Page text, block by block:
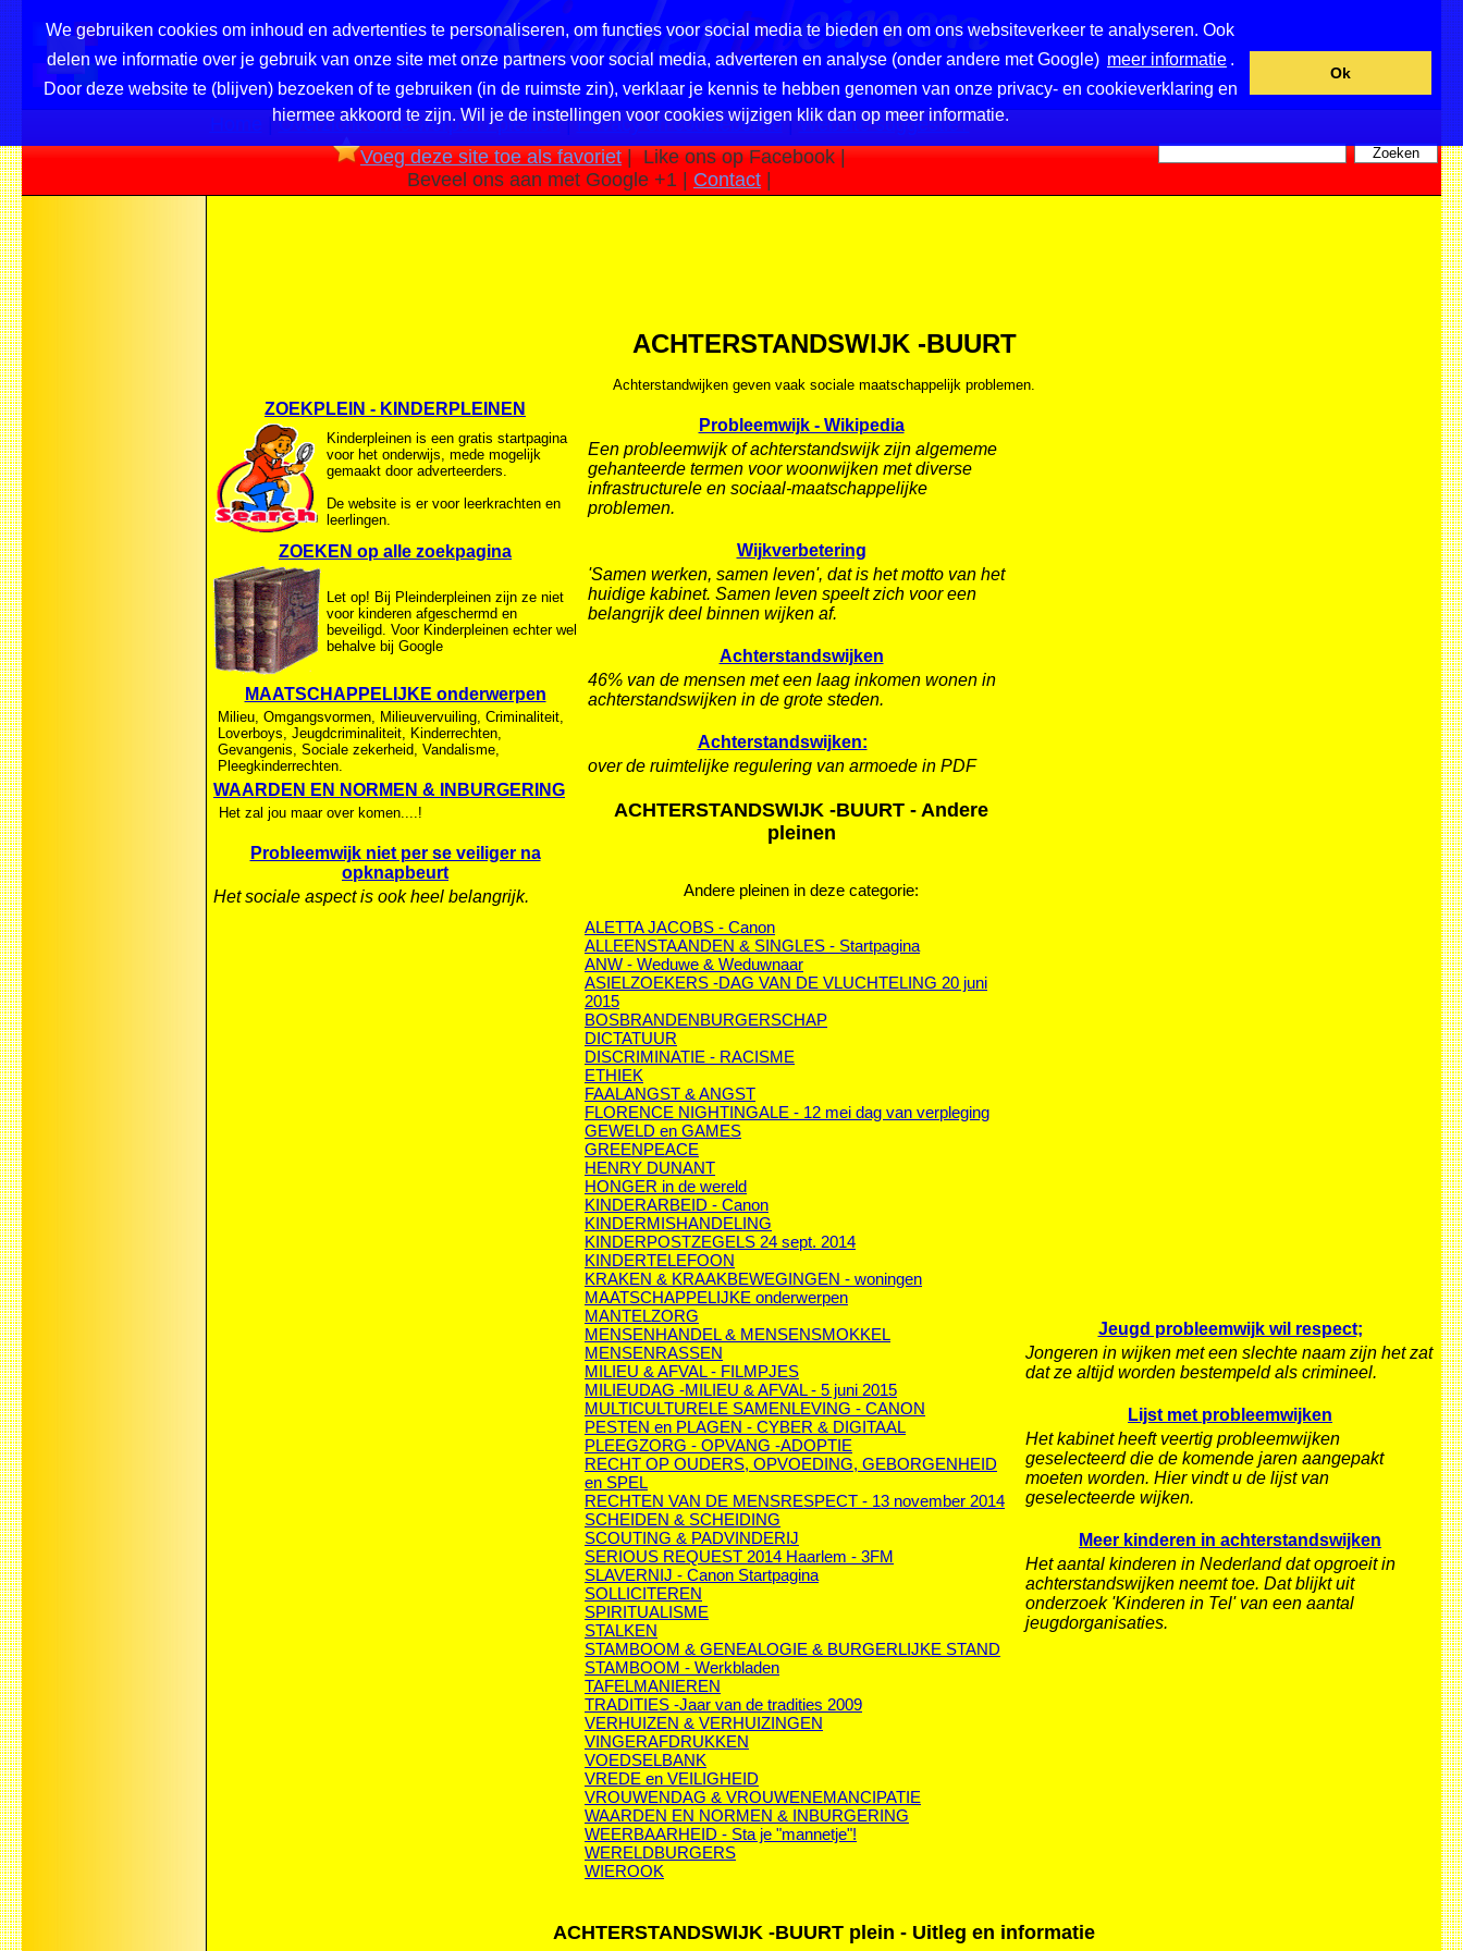
We gebruiken cookies om inhoud en advertenties te personaliseren, om functies voor social media te bieden en om ons websiteverkeer te analyseren. Ook
delen we informatie over je gebruik van onze site met onze partners voor social media, adverteren en analyse (onder andere met Google) meer informatie .
Door deze website te (blijven) bezoeken of te gebruiken (in de ruimste zin), verklaar je kennis te hebben genomen van onze privacy- en cookieverklaring en
hiermee akkoord te zijn. Wil je de instellingen voor cookies wijzigen klik dan op meer informatie.
Ok
|Overzicht onderwerpen / pleinen|Privacy en cookiebeleid|Website suggestie?
Voeg deze site toe als favoriet|Like ons op Facebook |
Beveel ons aan met Google +1 | Contact
ACHTERSTANDSWIJK -BUURT
Achterstandwijken geven vaak sociale maatschappelijk problemen.
ZOEKPLEIN - KINDERPLEINEN
Kinderpleinen is een gratis startpagina
voor het onderwijs, mede mogelijk
gemaakt door adverteerders.
De website is er voor leerkrachten en
leerlingen.
ZOEKEN op alle zoekpagina
Let op! Bij Pleinderpleinen zijn ze niet
voor kinderen afgeschermd en
beveiligd. Voor Kinderpleinen echter wel
behalve bij Google
MAATSCHAPPELIJKE onderwerpen
Milieu, Omgangsvormen, Milieuvervuiling, Criminaliteit,
Loverboys, Jeugdcriminaliteit, Kinderrechten,
Gevangenis, Sociale zekerheid, Vandalisme,
Pleegkinderrechten.
WAARDEN EN NORMEN & INBURGERING
Het zal jou maar over komen....!
Probleemwijk niet per se veiliger na
opknapbeurt
Het sociale aspect is ook heel belangrijk.
Probleemwijk - Wikipedia
Een probleemwijk of achterstandswijk zijn algememe
gehanteerde termen voor woonwijken met diverse
infrastructurele en sociaal-maatschappelijke
problemen.
Wijkverbetering
'Samen werken, samen leven', dat is het motto van het
huidige kabinet. Samen leven speelt zich voor een
belangrijk deel binnen wijken af.
Achterstandswijken
46% van de mensen met een laag inkomen wonen in
achterstandswijken in de grote steden.
Achterstandswijken:
over de ruimtelijke regulering van armoede in PDF
ACHTERSTANDSWIJK -BUURT - Andere
pleinen
Andere pleinen in deze categorie:
ALETTA JACOBS - Canon
ALLEENSTAANDEN & SINGLES - Startpagina
ANW - Weduwe & Weduwnaar
ASIELZOEKERS -DAG VAN DE VLUCHTELING 20 juni
2015
BOSBRANDENBURGERSCHAP
DICTATUUR
DISCRIMINATIE - RACISME
ETHIEK
FAALANGST & ANGST
FLORENCE NIGHTINGALE - 12 mei dag van verpleging
GEWELD en GAMES
GREENPEACE
HENRY DUNANT
HONGER in de wereld
KINDERARBEID - Canon
KINDERMISHANDELING
KINDERPOSTZEGELS 24 sept. 2014
KINDERTELEFOON
KRAKEN & KRAAKBEWEGINGEN - woningen
MAATSCHAPPELIJKE onderwerpen
MANTELZORG
MENSENHANDEL & MENSENSMOKKEL
MENSENRASSEN
MILIEU & AFVAL - FILMPJES
MILIEUDAG -MILIEU & AFVAL - 5 juni 2015
MULTICULTURELE SAMENLEVING - CANON
PESTEN en PLAGEN - CYBER & DIGITAAL
PLEEGZORG - OPVANG -ADOPTIE
RECHT OP OUDERS, OPVOEDING, GEBORGENHEID
en SPEL
RECHTEN VAN DE MENSRESPECT - 13 november 2014
SCHEIDEN & SCHEIDING
SCOUTING & PADVINDERIJ
SERIOUS REQUEST 2014 Haarlem - 3FM
SLAVERNIJ - Canon Startpagina
SOLLICITEREN
SPIRITUALISME
STALKEN
STAMBOOM & GENEALOGIE & BURGERLIJKE STAND
STAMBOOM - Werkbladen
TAFELMANIEREN
TRADITIES -Jaar van de tradities 2009
VERHUIZEN & VERHUIZINGEN
VINGERAFDRUKKEN
VOEDSELBANK
VREDE en VEILIGHEID
VROUWENDAG & VROUWENEMANCIPATIE
WAARDEN EN NORMEN & INBURGERING
WEERBAARHEID - Sta je "mannetje"!
WERELDBURGERS
WIEROOK
Jeugd probleemwijk wil respect;
Jongeren in wijken met een slechte naam zijn het zat
dat ze altijd worden bestempeld als crimineel.
Lijst met probleemwijken
Het kabinet heeft veertig probleemwijken
geselecteerd die de komende jaren aangepakt
moeten worden. Hier vindt u de lijst van
geselecteerde wijken.
Meer kinderen in achterstandswijken
Het aantal kinderen in Nederland dat opgroeit in
achterstandswijken neemt toe. Dat blijkt uit
onderzoek 'Kinderen in Tel' van een aantal
jeugdorganisaties.
ACHTERSTANDSWIJK -BUURT plein - Uitleg en informatie